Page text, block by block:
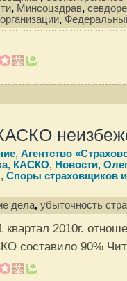
, Минсоцздрав,
,
, Агентство
, КАСКО, Новости,
, Споры страховщиков и
дела, убыточность
2010г.
составило 90%